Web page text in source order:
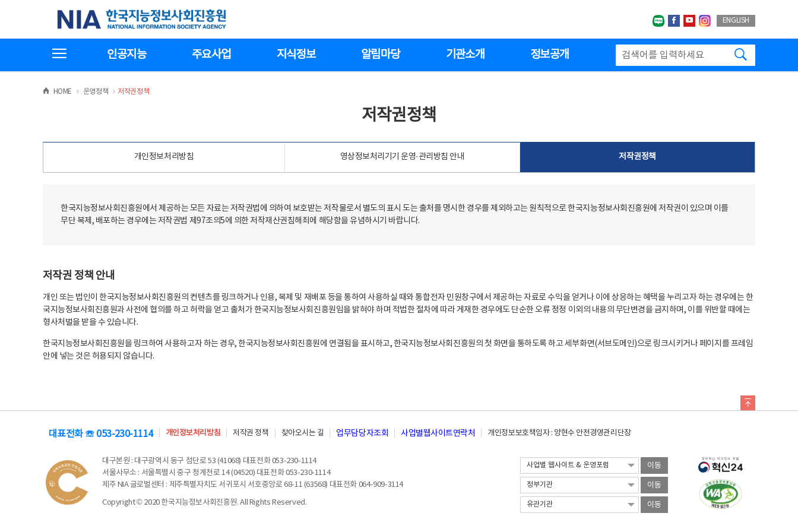
기
한국지능정보사회진흥원
네이버블로그
페이스북
유투브인스타그랩
ENGLISH
인공지능 주요사업 지식정보 알림마당 기관소개 정보공개
HOME >운영정책 >
저작권정책
저작권정책
개인정보처리방침 영상정보처리기기 운영·관리방침 안내 저작권정책
한국지능정보사회진흥원에서 제공하는 모든 자료는 저작권법에 의하여 보호받는 저작물로서 별도의 표시 도는 출처를 명시한 경우를 제외하고는 원칙적으로 한국지능정보사회진흥원에 저작권이 있으며 이를
무단 복제, 배포하는 경우에는 저작권법 제97조의5에 의한 저작재산권침해죄에 해당함을 유념하시기 바랍니다.
저작권 정책 안내
개인 또는 법인이 한국지능정보사회진흥원의 컨텐츠를 링크하거나 인용, 복제 및 재배포 등을 통하여 사용하실 때와 통합전자 민원창구에서 제공하는 자료로 수익을 얻거나 이에 상응하는 혜택을 누리고자 하는 경우에는 한
국지능정보사회진흥원과 사전에 협의를 하고 허락을 얻고 출처가 한국지능정보사회진흥원임을 밝혀야 하며 적법한 절차에 따라 게재한 경우에도 단순한 오류 정정 이외의 내용의 무단변경을 금지하며, 이를 위반할 때에는
형사처벌을 받을 수 있습니다.
한국지능정보사회진흥원을 링크하여 사용하고자 하는 경우, 한국지능정보사회진흥원에 연결됨을 표시하고, 한국지능정보사회진흥원의 첫 화면을 통하도록 하고 세부화면(서브도메인)으로 링크시키거나 페이지를 프레임
안에 넣는 것은 허용되지 않습니다.
대표전화 ☏ 053-230-1114 개인정보처리방침 저작권 정책 찾아오시는 길 업무담당자조회 사업별웹사이트연락처 개인정보보호책임자 : 양현수 안전경영관리단장
대구본원 : 대구광역시 동구 첨단로 53 (41068) 대표전화 053-230-1114
서울사무소 : 서울특별시 중구 청계천로 14 (04520) 대표전화 053-230-1114
제주 NIA 글로벌센터 : 제주특별자치도 서귀포시 서호중앙로 68-11 (63568) 대표전화 064-909-3114
Copyright © 2020 한국지능정보사회진흥원. All Rights Reserved.
이동
이동
이동